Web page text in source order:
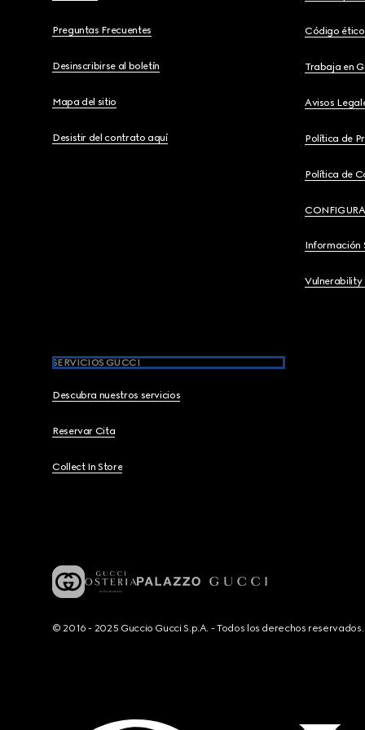
Preguntas Frecuentes
Desinscribirse al boletín
Mapa del sitio
Desistir del contrato aquí
Código ético
Trabaja en
Avisos
Política de
Política de
Información
Vulnerability
SERVICIOS GUCCI
Descubra nuestros servicios
Reservar Cita
Collect In Store
© 2016 - 2025 Guccio Gucci S.p.A. - Todos los derechos